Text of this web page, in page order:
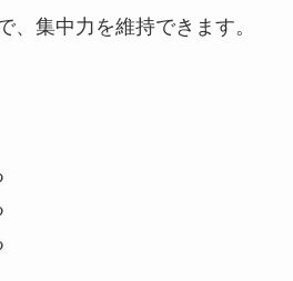
、集中力を維持できます。